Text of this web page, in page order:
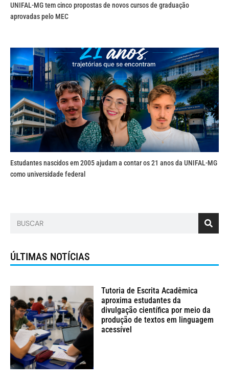
UNIFAL-MG tem cinco propostas de novos cursos de graduação
aprovadas pelo MEC
Estudantes nascidos em 2005 ajudam a contar os 21 anos da UNIFAL-MG
como universidade federal
ÚLTIMAS NOTÍCIAS
Tutoria de Escrita Acadêmica
aproxima estudantes da
divulgação científica por meio da
produção de textos em linguagem
acessível